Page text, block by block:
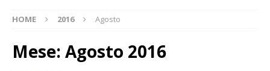
HOME 2016 Agosto
Mese: Agosto 2016